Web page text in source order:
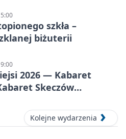
szkła –
biżuterii
2026 — Kabaret
Skeczów
Kolejne wydarzenia